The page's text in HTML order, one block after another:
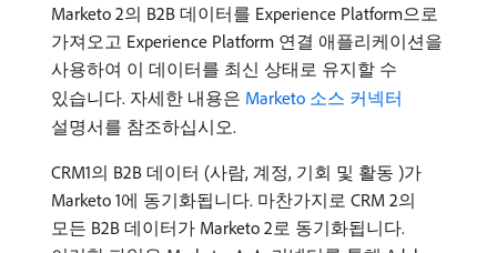
Marketo 2의 B2B 데이터를 Experience Platform으로
가져오고 Experience Platform 연결 애플리케이션을
사용하여 이 데이터를 최신 상태로 유지할 수
있습니다. 자세한 내용은 Marketo 소스 커넥터
설명서를 참조하십시오.
CRM1의 B2B 데이터 (사람, 계정, 기회 및 활동 )가
Marketo 1에 동기화됩니다. 마찬가지로 CRM 2의
모든 B2B 데이터가 Marketo 2로 동기화됩니다.